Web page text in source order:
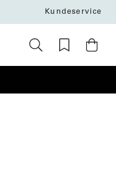
Kundeservice